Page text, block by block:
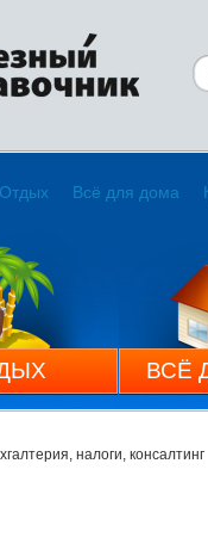
Отдых Всё для дома
ВСЁ
налоги, консалтинг